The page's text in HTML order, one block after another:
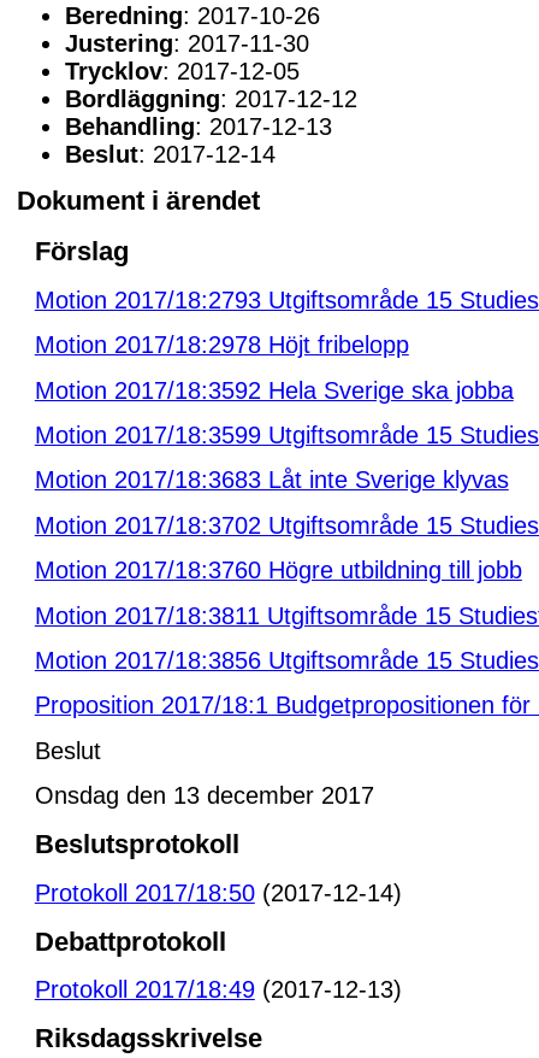
Beredning: 2017-10-26
Justering: 2017-11-30
Trycklov: 2017-12-05
Bordläggning: 2017-12-12
Behandling: 2017-12-13
Beslut: 2017-12-14
Dokument i ärendet
Förslag
Motion 2017/18:2793 Utgiftsområde 15
Motion 2017/18:2978 Höjt fribelopp
Motion 2017/18:3592 Hela Sverige ska jobba
Motion 2017/18:3599 Utgiftsområde 15
Motion 2017/18:3683 Låt inte Sverige klyvas
Motion 2017/18:3702 Utgiftsområde 15
Motion 2017/18:3760 Högre utbildning till jobb
Motion 2017/18:3811 Utgiftsområde 15
Motion 2017/18:3856 Utgiftsområde 15
Proposition 2017/18:1 Budgetpropositionen för
Beslut
Onsdag den 13 december 2017
Beslutsprotokoll
Protokoll 2017/18:50(2017-12-14)
Debattprotokoll
Protokoll 2017/18:49(2017-12-13)
Riksdagsskrivelse